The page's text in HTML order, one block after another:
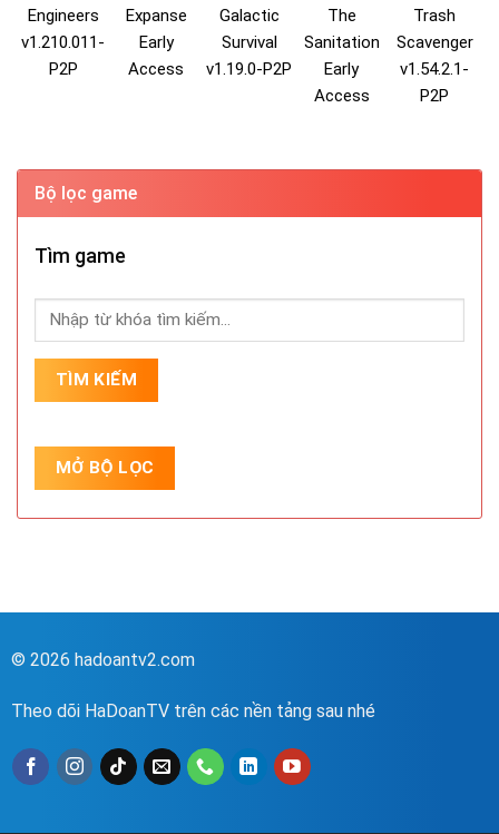
Engineers
v1.210.011-
P2P
Expanse
Early
Access
Galactic
Survival
v1.19.0-P2P
The
Sanitation
Early
Access
Trash
Scavenger
v1.54.2.1-
P2P
Bộ lọc game
Tìm game
© 2026 hadoantv2.com
Theo dõi HaDoanTV trên các nền tảng sau nhé